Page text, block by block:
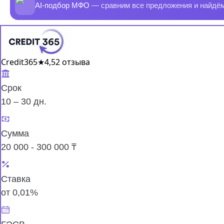
AI-подбор МФО — сравним все предложения и
Credit365★4,52 отзыва
Срок
10 – 30 дн.
Сумма
20 000 - 300 000 ₸
Ставка
от 0,01%